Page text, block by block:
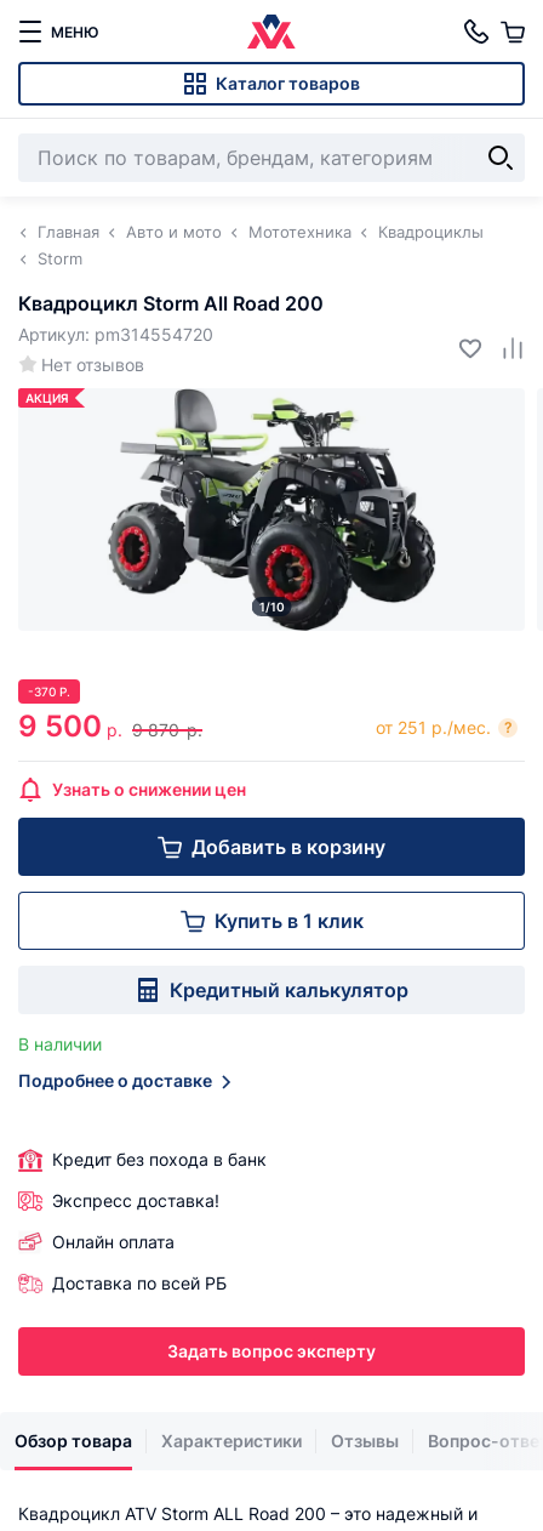
МЕНЮ
Каталог товаров
Главная Авто и мото Мототехника
Квадроциклы
Storm
Квадроцикл Storm All Road 200
Нет отзывов
Артикул: pm314554720
АКЦИЯ
1/10
-370 Р.
9 500 р. 9 870 р. от 251 р./мес. ?
Узнать о снижении цен
Добавить в корзину
Купить в 1 клик
Кредитный калькулятор
В наличии
Подробнее о доставке
Кредит без похода в банк
Экспресс доставка!
Онлайн оплата
Доставка по всей РБ
Задать вопрос эксперту
Обзор товара Характеристики Отзывы Вопрос-
Квадроцикл ATV Storm ALL Road 200 – это надежный и